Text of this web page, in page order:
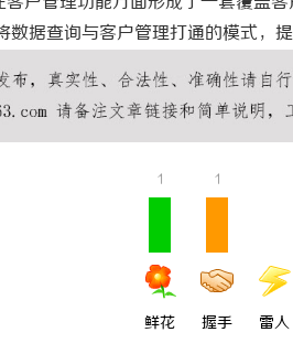
数据查询与客户管理打通的模式，
1
鲜花
1
握手 雷人